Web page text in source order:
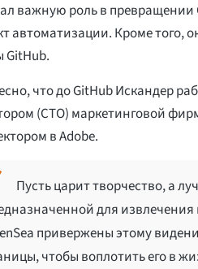
важную роль в
автоматизации. Кроме того,
GitHub.
что до GitHub Искандер
(CTO) маркетинговой
в Adobe.
Пусть царит творчество, а
для
привержены этому
чтобы воплотить его в